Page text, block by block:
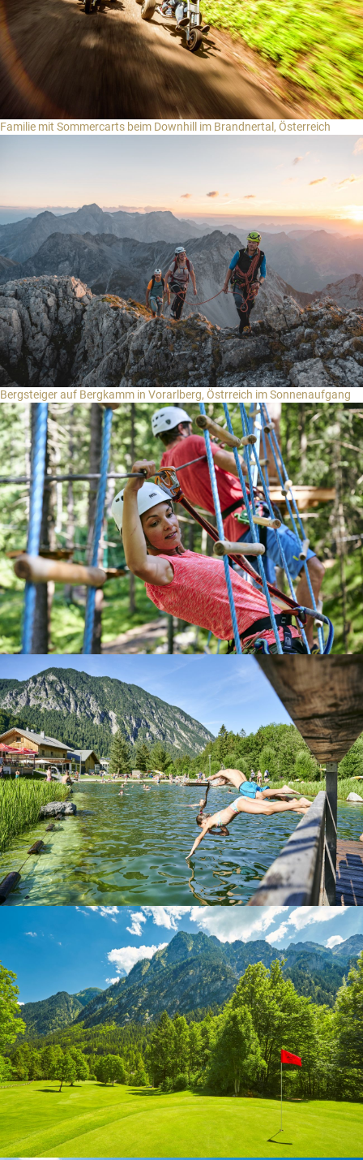
Familie mit Sommercarts beim Downhill im Brandnertal, Österreich
Bergsteiger auf Bergkamm in Vorarlberg, Östrreich im Sonnenaufgang